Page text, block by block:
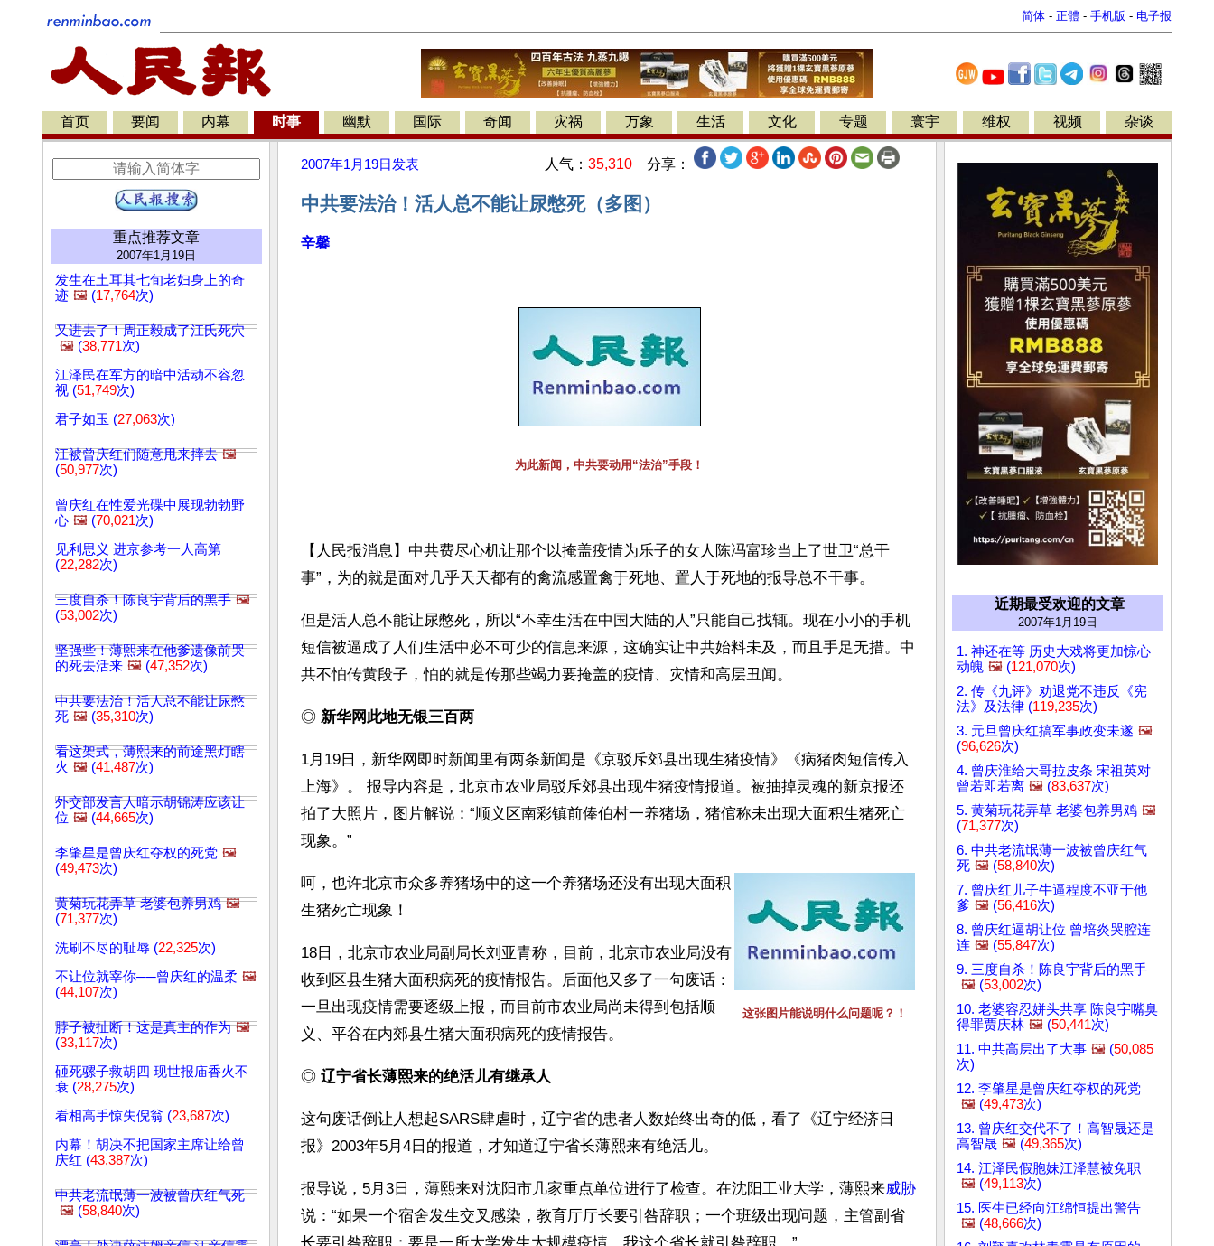
简体 - 正體 - 手机版 - 电子报
首页 要闻 内幕 时事 幽默 国际 奇闻 灾祸 万象 生活 文化 专题 寰宇 维权 视频 杂谈
重点推荐文章
2007年1月19日
发生在土耳其七旬老妇身上的奇
迹 🖼️ (17,764次)
又进去了！周正毅成了江氏死穴
🖼️ (38,771次)
江泽民在军方的暗中活动不容忽
视 (51,749次)
君子如玉 (27,063次)
江被曾庆红们随意甩来摔去 🖼️
(50,977次)
曾庆红在性爱光碟中展现勃勃野
心 🖼️ (70,021次)
见利思义 进京参考一人高第
(22,282次)
三度自杀！陈良宇背后的黑手 🖼️
(53,002次)
坚强些！薄熙来在他爹遗像前哭
的死去活来 🖼️ (47,352次)
中共要法治！活人总不能让尿憋
死 🖼️ (35,310次)
看这架式，薄熙来的前途黑灯瞎
火 🖼️ (41,487次)
外交部发言人暗示胡锦涛应该让
位 🖼️ (44,665次)
李肇星是曾庆红夺权的死党 🖼️
(49,473次)
黄菊玩花弄草 老婆包养男鸡 🖼️
(71,377次)
洗刷不尽的耻辱 (22,325次)
不让位就宰你──曾庆红的温柔 🖼️
(44,107次)
脖子被扯断！这是真主的作为 🖼️
(33,117次)
砸死骡子救胡四 现世报庙香火不
衰 (28,275次)
看相高手惊失倪翁 (23,687次)
内幕！胡决不把国家主席让给曾
庆红 (43,387次)
中共老流氓薄一波被曾庆红气死
🖼️ (58,840次)
2007年1月19日 发表 人气： 35,310 分享：
中共要法治！活人总不能让尿憋死（多图）
辛馨
为此新闻，中共要动用“法治”手段！
【人民报消息】中共费尽心机让那个以掩盖疫情为乐子的女人陈冯富珍当上了世卫“总干
事”，为的就是面对几乎天天都有的禽流感置禽于死地、置人于死地的报导总不干事。
但是活人总不能让尿憋死，所以“不幸生活在中国大陆的人”只能自己找辄。现在小小的手机
短信被逼成了人们生活中必不可少的信息来源，这确实让中共始料未及，而且手足无措。中
共不怕传黄段子，怕的就是传那些竭力要掩盖的疫情、灾情和高层丑闻。
◎ 新华网此地无银三百两
1月19日，新华网即时新闻里有两条新闻是《京驳斥郊县出现生猪疫情》《病猪肉短信传入
上海》。 报导内容是，北京市农业局驳斥郊县出现生猪疫情报道。被抽掉灵魂的新京报还
拍了大照片，图片解说：“顺义区南彩镇前俸伯村一养猪场，猪倌称未出现大面积生猪死亡
现象。”
这张图片能说明什么问题呢？！
呵，也许北京市众多养猪场中的这一个养猪场还没有出现大面积
生猪死亡现象！
18日，北京市农业局副局长刘亚青称，目前，北京市农业局没有
收到区县生猪大面积病死的疫情报告。后面他又多了一句废话：
一旦出现疫情需要逐级上报，而目前市农业局尚未得到包括顺
义、平谷在内郊县生猪大面积病死的疫情报告。
◎ 辽宁省长薄熙来的绝活儿有继承人
这句废话倒让人想起SARS肆虐时，辽宁省的患者人数始终出奇的低，看了《辽宁经济日
报》2003年5月4日的报道，才知道辽宁省长薄熙来有绝活儿。
报导说，5月3日，薄熙来对沈阳市几家重点单位进行了检查。在沈阳工业大学，薄熙来威胁
说：“如果一个宿舍发生交叉感染，教育厅厅长要引咎辞职；一个班级出现问题，主管副省
近期最受欢迎的文章
2007年1月19日
1. 神还在等 历史大戏将更加惊心
动魄 🖼️ (121,070次)
2. 传《九评》劝退党不违反《宪
法》及法律 (119,235次)
3. 元旦曾庆红搞军事政变未遂 🖼️
(96,626次)
4. 曾庆淮给大哥拉皮条 宋祖英对
曾若即若离 🖼️ (83,637次)
5. 黄菊玩花弄草 老婆包养男鸡 🖼️
(71,377次)
6. 中共老流氓薄一波被曾庆红气
死 🖼️ (58,840次)
7. 曾庆红儿子牛逼程度不亚于他
爹 🖼️ (56,416次)
8. 曾庆红逼胡让位 曾培炎哭腔连
连 🖼️ (55,847次)
9. 三度自杀！陈良宇背后的黑手
🖼️ (53,002次)
10. 老婆容忍姘头共享 陈良宇嘴臭
得罪贾庆林 🖼️ (50,441次)
11. 中共高层出了大事 🖼️ (50,085
次)
12. 李肇星是曾庆红夺权的死党
🖼️ (49,473次)
13. 曾庆红交代不了！高智晟还是
高智晟 🖼️ (49,365次)
14. 江泽民假胞妹江泽慧被免职
🖼️ (49,113次)
15. 医生已经向江绵恒提出警告
🖼️ (48,666次)